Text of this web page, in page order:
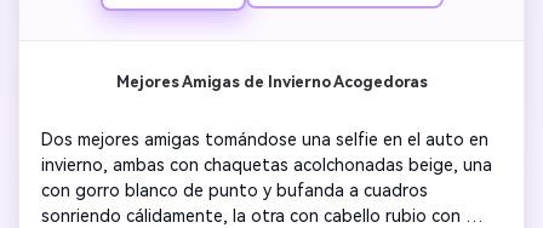
Mejores Amigas de Invierno Acogedoras
Dos mejores amigas tomándose una selfie en el auto en
invierno, ambas con chaquetas acolchonadas beige, una
con gorro blanco de punto y bufanda a cuadros
sonriendo cálidamente, la otra con cabello rubio con